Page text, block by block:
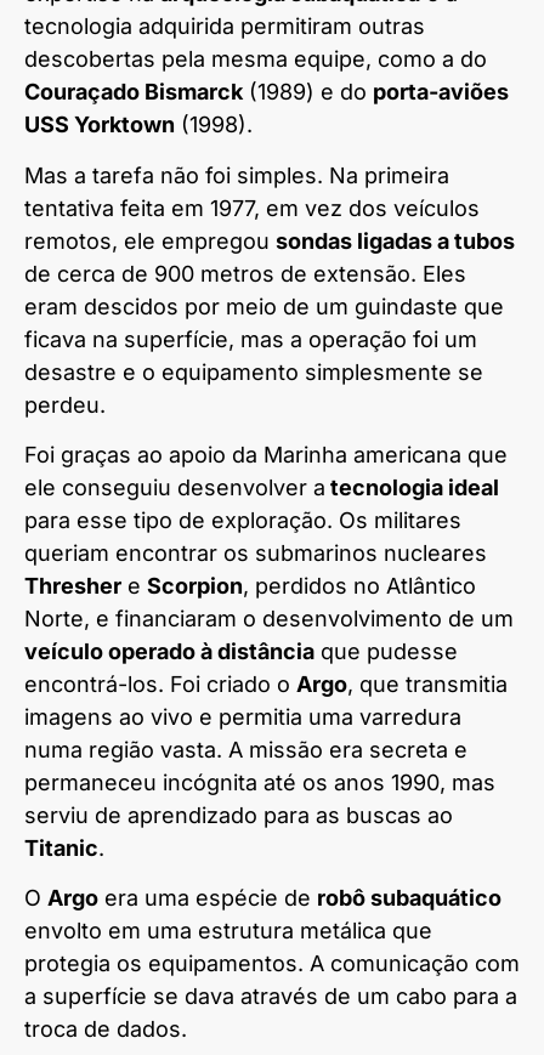
tecnologia adquirida permitiram outras
descobertas pela mesma equipe, como a do
Couraçado Bismarck (1989) e do porta-aviões
USS Yorktown (1998).
Mas a tarefa não foi simples. Na primeira
tentativa feita em 1977, em vez dos veículos
remotos, ele empregou sondas ligadas a tubos
de cerca de 900 metros de extensão. Eles
eram descidos por meio de um guindaste que
ficava na superfície, mas a operação foi um
desastre e o equipamento simplesmente se
perdeu.
Foi graças ao apoio da Marinha americana que
ele conseguiu desenvolver a tecnologia ideal
para esse tipo de exploração. Os militares
queriam encontrar os submarinos nucleares
Thresher e Scorpion, perdidos no Atlântico
Norte, e financiaram o desenvolvimento de um
veículo operado à distância que pudesse
encontrá-los. Foi criado o Argo, que transmitia
imagens ao vivo e permitia uma varredura
numa região vasta. A missão era secreta e
permaneceu incógnita até os anos 1990, mas
serviu de aprendizado para as buscas ao
Titanic.
O Argo era uma espécie de robô subaquático
envolto em uma estrutura metálica que
protegia os equipamentos. A comunicação com
a superfície se dava através de um cabo para a
troca de dados.